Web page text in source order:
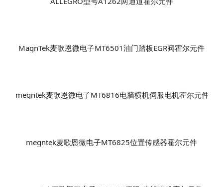
ALLEGRO型号A1262两通道霍尔元件
MagnTek麦歌恩微电子MT6501油门踏板EGR阀霍尔元件